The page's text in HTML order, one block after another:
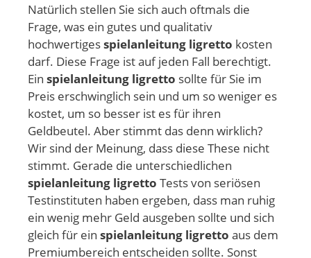
Natürlich stellen Sie sich auch oftmals die
Frage, was ein gutes und qualitativ
hochwertigesspielanleitung ligretto kosten
darf. Diese Frage ist auf jeden Fall berechtigt.
Ein spielanleitung ligretto sollte für Sie im
Preis erschwinglich sein und um so weniger es
kostet, um so besser ist es für ihren
Geldbeutel. Aber stimmt das denn wirklich?
Wir sind der Meinung, dass diese These nicht
stimmt. Gerade die unterschiedlichen
spielanleitung ligretto Tests von seriösen
Testinstituten haben ergeben, dass man ruhig
ein wenig mehr Geld ausgeben sollte und sich
gleich für ein spielanleitung ligretto aus dem
Premiumbereich entscheiden sollte. Sonst